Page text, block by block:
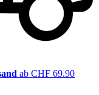
ab CHF 69.90